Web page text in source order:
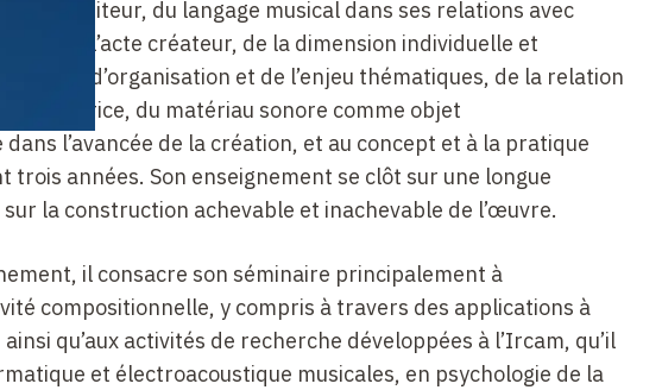
compositeur, du langage musical dans ses relations avec
dans l’acte créateur, de la dimension individuelle et
travail d’organisation et de l’enjeu thématiques, de la relation
créatrice, du matériau sonore comme objet
l’avancée de la création, et au concept et à la pratique
trois années. Son enseignement se clôt sur une longue
la construction achevable et inachevable de l’œuvre.
il consacre son séminaire principalement à
compositionnelle, y compris à travers des applications à
qu’aux activités de recherche développées à l’Ircam, qu’il
et électroacoustique musicales, en psychologie de la